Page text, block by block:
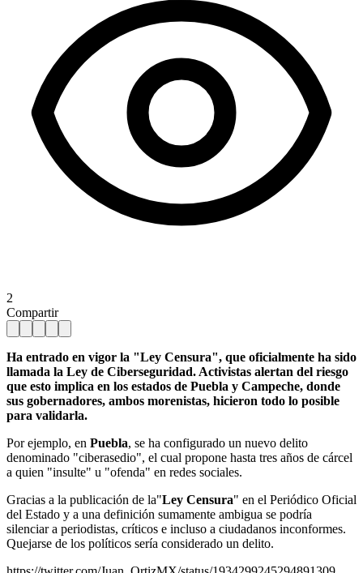
2
Compartir
Ha entrado en vigor la "Ley Censura", que oficialmente ha sido
llamada la Ley de Ciberseguridad. Activistas alertan del riesgo
que esto implica en los estados de Puebla y Campeche, donde
sus gobernadores, ambos morenistas, hicieron todo lo posible
para validarla.
Por ejemplo, en Puebla, se ha configurado un nuevo delito
denominado "ciberasedio", el cual propone hasta tres años de cárcel
a quien "insulte" u "ofenda" en redes sociales.
Gracias a la publicación de la"Ley Censura" en el Periódico Oficial
del Estado y a una definición sumamente ambigua se podría
silenciar a periodistas, críticos e incluso a ciudadanos inconformes.
Quejarse de los políticos sería considerado un delito.